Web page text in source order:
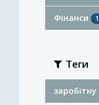
Фінанси 1
Теги
заробітну